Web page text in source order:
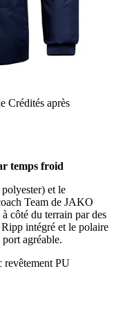
Crédités après
temps froid
et le
Team de JAKO
côté du terrain par des
intégré et le polaire
agréable.
revêtement PU